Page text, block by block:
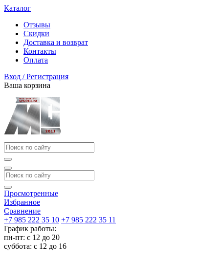
Каталог
Отзывы
Скидки
Доставка и возврат
Контакты
Оплата
Вход / Регистрация
Ваша корзина
Просмотренные
Избранное
Сравнение
+7 985 222 35 10 +7 985 222 35 11
График работы:
пн-пт: с 12 до 20
суббота: c 12 до 16